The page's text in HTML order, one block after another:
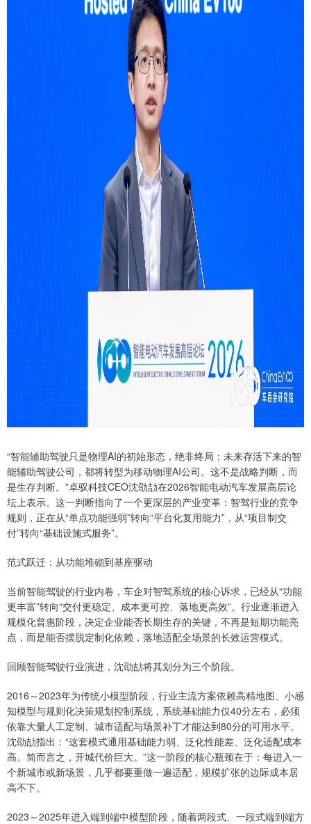
“智能辅助驾驶只是物理AI的初始形态，绝非终局；未来存活下来的智
能辅助驾驶公司，都将转型为移动物理AI公司。这不是战略判断，而
是生存判断。”卓驭科技CEO沈劭劼在2026智能电动汽车发展高层论
坛上表示。这一判断指向了一个更深层的产业变革：智驾行业的竞争
规则，正在从“单点功能强弱”转向“平台化复用能力”，从“项目制交
付”转向“基础设施式服务”。
范式跃迁：从功能堆砌到基座驱动
当前智能驾驶的行业内卷，车企对智驾系统的核心诉求，已经从“功能
更丰富”转向“交付更稳定、成本更可控、落地更高效”。行业逐渐进入
规模化普惠阶段，决定企业能否长期生存的关键，不再是短期功能亮
点，而是能否摆脱定制化依赖，落地适配全场景的长效运营模式。
回顾智能驾驶行业演进，沈劭劼将其划分为三个阶段。
2016～2023年为传统小模型阶段，行业主流方案依赖高精地图、小感
知模型与规则化决策规划控制系统，系统基础能力仅40分左右，必须
依靠大量人工定制、城市适配与场景补丁才能达到80分的可用水平。
沈劭劼指出：“这套模式通用基础能力弱、泛化性能差、泛化适配成本
高。简而言之，开城代价巨大。”这一阶段的核心瓶颈在于：每进入一
个新城市或新场景，几乎都要重做一遍适配，规模扩张的边际成本居
高不下。
2023～2025年进入端到端中模型阶段，随着两段式、一段式端到端方